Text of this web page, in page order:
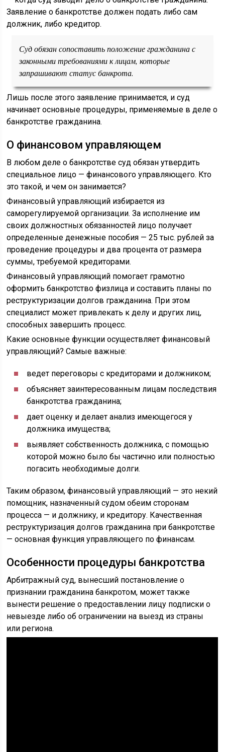
Заявление о банкротстве должен подать либо сам
должник, либо кредитор.
Суд обязан сопоставить положение гражданина с
законными требованиями к лицам, которые
запрашивают статус банкрота.
Лишь после этого заявление принимается, и суд
начинает основные процедуры, применяемые в деле о
банкротстве гражданина.
О финансовом управляющем
В любом деле о банкротстве суд обязан утвердить
специальное лицо — финансового управляющего. Кто
это такой, и чем он занимается?
Финансовый управляющий избирается из
саморегулируемой организации. За исполнение им
своих должностных обязанностей лицо получает
определенные денежные пособия — 25 тыс. рублей за
проведение процедуры и два процента от размера
суммы, требуемой кредиторами.
Финансовый управляющий помогает грамотно
оформить банкротство физлица и составить планы по
реструктуризации долгов гражданина. При этом
специалист может привлекать к делу и других лиц,
способных завершить процесс.
Какие основные функции осуществляет финансовый
управляющий? Самые важные:
ведет переговоры с кредиторами и должником;
объясняет заинтересованным лицам последствия
банкротства гражданина;
дает оценку и делает анализ имеющегося у
должника имущества;
выявляет собственность должника, с помощью
которой можно было бы частично или полностью
погасить необходимые долги.
Таким образом, финансовый управляющий — это некий
помощник, назначенный судом обеим сторонам
процесса — и должнику, и кредитору. Качественная
реструктуризация долгов гражданина при банкротстве
— основная функция управляющего по финансам.
Особенности процедуры банкротства
Арбитражный суд, вынесший постановление о
признании гражданина банкротом, может также
вынести решение о предоставлении лицу подписки о
невыезде либо об ограничении на выезд из страны
или региона.